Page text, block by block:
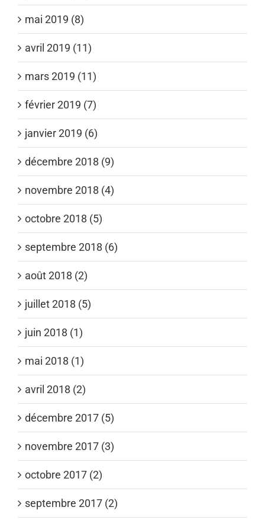
mai 2019 (8)
avril 2019 (11)
mars 2019 (11)
février 2019 (7)
janvier 2019 (6)
décembre 2018 (9)
novembre 2018 (4)
octobre 2018 (5)
septembre 2018 (6)
août 2018 (2)
juillet 2018 (5)
juin 2018 (1)
mai 2018 (1)
avril 2018 (2)
décembre 2017 (5)
novembre 2017 (3)
octobre 2017 (2)
septembre 2017 (2)